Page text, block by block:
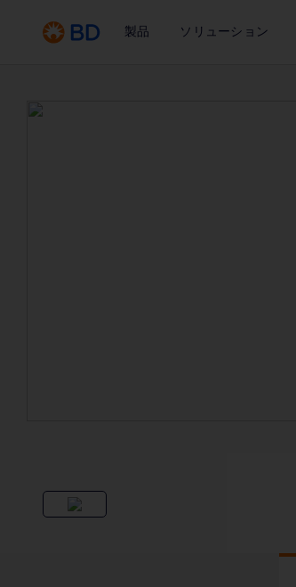
製品 ソリューション